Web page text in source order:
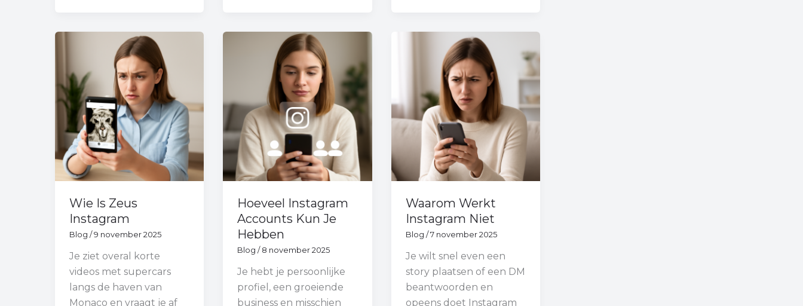
Wie Is Zeus
Instagram
Blog /9 november 2025
Je ziet overal korte
videos met supercars
langs de haven van
Monaco en vraagt je af
Zeus
Instagram
Hoeveel Instagram
Accounts Kun Je
Hebben
Blog /8 november 2025
Je hebt je persoonlijke
profiel, een groeiende
business en misschien
Instagram
Accounts
Je
Hebben
Waarom Werkt
Instagram Niet
Blog /7 november 2025
Je wilt snel even een
story plaatsen of een DM
beantwoorden en
opeens doet Instagram
Instagram